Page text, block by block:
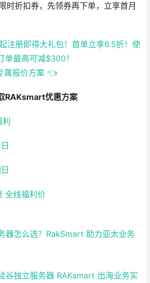
时折扣券，先领券再下单，立享首月
注册即得大礼包！首单立享6.5折！使
单最高可减$300！
属报价方案 👈
RAKsmart优惠方案
全线福利价
器怎么选？RakSmart 助力亚太业务
谷独立服务器 RAKsmart 出海业务实